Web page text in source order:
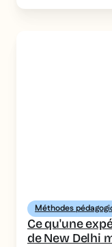
Méthodes
Ce qu'une
de New Delhi